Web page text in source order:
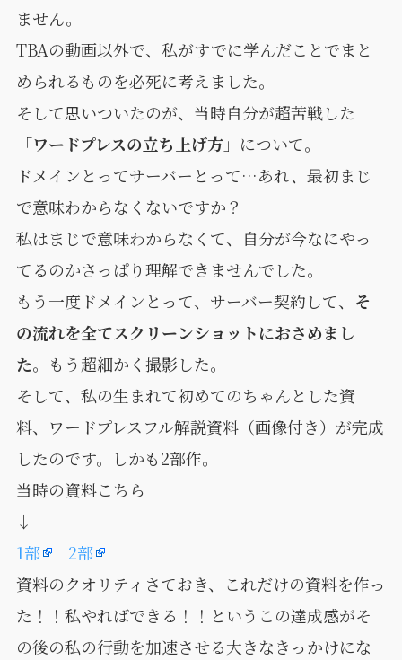
ません。
TBAの動画以外で、私がすでに学んだことでまと
められるものを必死に考えました。
そして思いついたのが、当時自分が超苦戦した
「ワードプレスの立ち上げ方」について。
ドメインとってサーバーとって…あれ、最初まじ
で意味わからなくないですか？
私はまじで意味わからなくて、自分が今なにやっ
てるのかさっぱり理解できませんでした。
もう一度ドメインとって、サーバー契約して、 そ
の流れを全てスクリーンショットにおさめまし
た。もう超細かく撮影した。
そして、私の生まれて初めてのちゃんとした資
料、ワードプレスフル解説資料（画像付き）が完成
したのです。しかも2部作。
当時の資料こちら
↓
1部
2部
資料のクオリティさておき、これだけの資料を作っ
た！！私やればできる！！というこの達成感がそ
の後の私の行動を加速させる大きなきっかけにな